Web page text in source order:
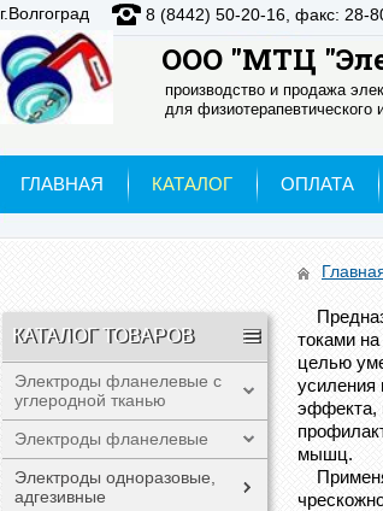
ООО "МТЦ
производство и продажа
для физиотерапевтического
г.Волгоград 8 (8442) 50-20-16, факс: 28-
ГЛАВНАЯ КАТАЛОГ ОПЛАТА
КАТАЛОГ ТОВАРОВ
Электроды фланелевые с
углеродной тканью
Электроды фланелевые
Электроды одноразовые,
адгезивные
токами
целью
усиления
эффекта,
мышц.